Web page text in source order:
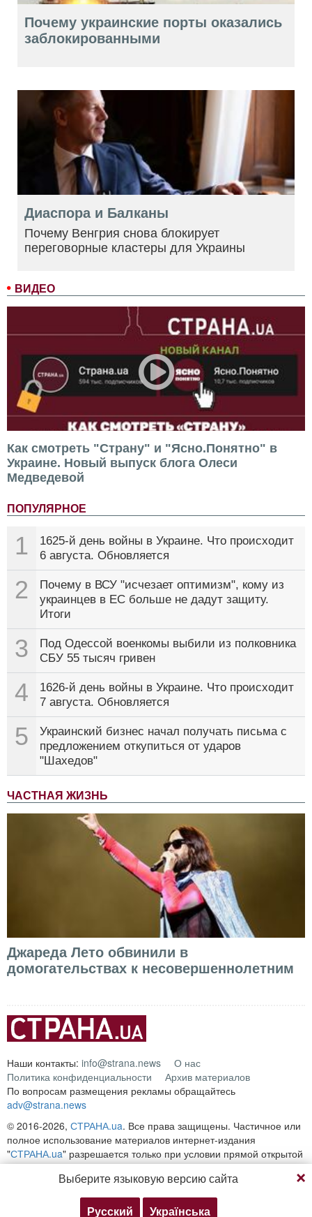
ВИДЕО
Как смотреть "Страну" и "Ясно.Понятно" в
Украине. Новый выпуск блога Олеси
Медведевой
ПОПУЛЯРНОЕ
1
1625-й день войны в Украине. Что происходит
6 августа. Обновляется
2
Почему в ВСУ "исчезает оптимизм", кому из
украинцев в ЕС больше не дадут защиту.
Итоги
3
Под Одессой военкомы выбили из полковника
СБУ 55 тысяч гривен
4
1626-й день войны в Украине. Что происходит
7 августа. Обновляется
5
Украинский бизнес начал получать письма с
предложением откупиться от ударов
"Шахедов"
ЧАСТНАЯ ЖИЗНЬ
Джареда Лето обвинили в
домогательствах к несовершеннолетним
Почему украинские порты оказались
заблокированными
Диаспора и Балканы
Почему Венгрия снова блокирует
переговорные кластеры для Украины
Наши контакты: info@strana.news
О нас
Политика конфиденциальности
Архив материалов
По вопросам размещения рекламы обращайтесь
adv@strana.news
© 2016-2026, СТРАНА.ua. Все права защищены. Частичное или
полное использование материалов интернет-издания
"СТРАНА.ua" разрешается только при условии прямой открытой
для поисковых систем гиперссылки на непосредственный адрес
материала на сайтеstrana.ua
Любое копирование, публикация, перепечатка или
воспроизведение информации, содержащей ссылку на
Выберите языковую версию сайта
Русский Українська